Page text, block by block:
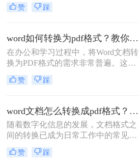
和PDF是最常用的两种。Word文档易
平台兼容性和保持原始文档格式的特
点。因此，将Word文档转换为PDF格
式是一个非常常见的需求。本文将详
细介绍Word如何转换成PDF文档，并
提供一些实用的技巧和注意事项，以
帮助您更好地管理和分享文档。
赞 踩
word如何转换为pdf格式？教你二招轻松搞定！
在办公和学习过程中，将Word文档转
换为PDF格式的需求非常普遍。这是
因为PDF格式具有跨平台兼容性、不
可编辑性及高安全性等特点，使得文
够更好地保护文档内容不被随意修
改。本文将详细介绍word如何转换为
pdf格式，帮助大家更好地应对工作需
求。
赞 踩
word文档怎么转换成pdf格式？这二种方法建议收藏！
随着数字化信息的发展，文档格式之
间的转换已成为日常工作中的常见需
求。其中，将Word文档转换为PDF格
式尤为普遍，因为PDF格式具有良好
赞 踩